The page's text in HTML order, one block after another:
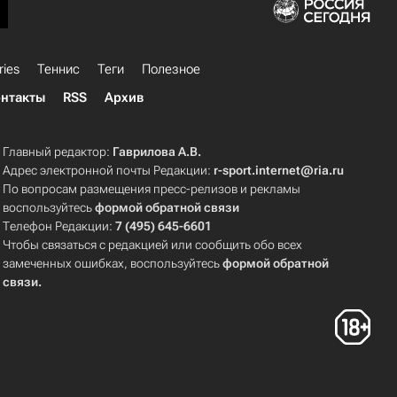
Теннис Теги
Полезное
RSS Архив
Главный редактор: Гаврилова А.В.
Адрес электронной почты Редакции: r-sport.internet@ria.ru
По вопросам размещения пресс-релизов и рекламы
воспользуйтесьформой обратной связи
Телефон Редакции:7 (495) 645-6601
Чтобы связаться с редакцией или сообщить обо всех
замеченных ошибках, воспользуйтесьформой обратной
связи.